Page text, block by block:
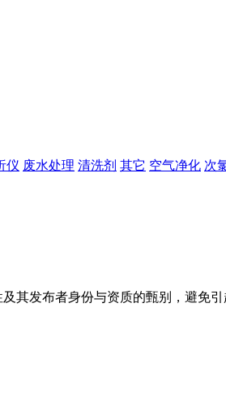
仪 废水处理 清洗剂 其它 空气净化 次
其发布者身份与资质的甄别，避免引